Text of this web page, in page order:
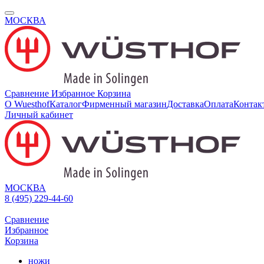
МОСКВА
Сравнение Избранное Корзина
О WuesthofКаталогФирменный магазинДоставкаОплата
Личный кабинет
МОСКВА
8 (495) 229-44-60
Сравнение
Избранное
Корзина
ножи